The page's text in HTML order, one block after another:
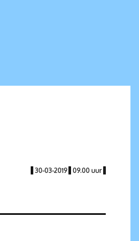
| 30-03-2019 | 09.00 uur |